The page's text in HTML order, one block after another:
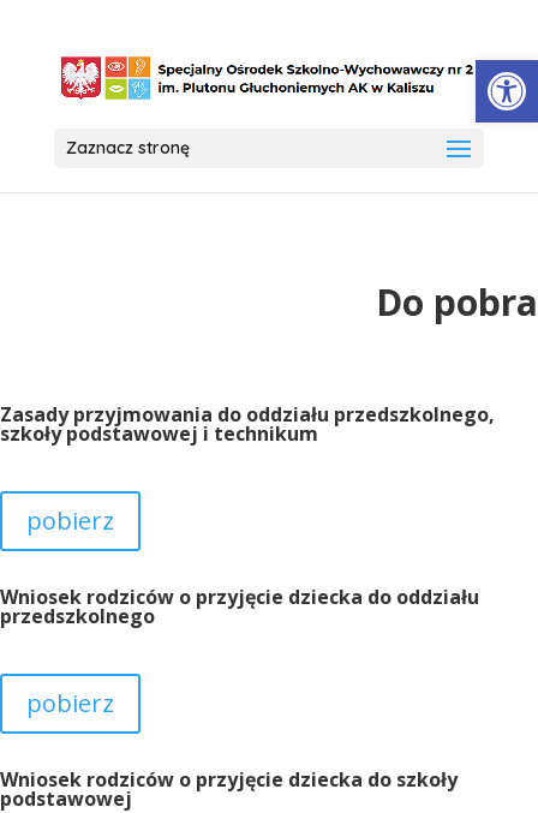
Zaznacz stronę
Do
Zasady przyjmowania do oddziału przedszkolnego,
szkoły podstawowej i technikum
pobierz
Wniosek rodziców o przyjęcie dziecka do oddziału
przedszkolnego
pobierz
Wniosek rodziców o przyjęcie dziecka do szkoły
podstawowej